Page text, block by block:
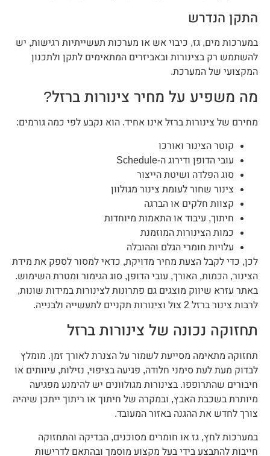
התקן הנדרש
במערכות מים, גז, כיבוי אש או מערכות תעשייתיות רגישות, יש
להשתמש רק בצינורות ובאביזרים המתאימים לתקן ולתכנון
המקצועי של המערכת.
מה משפיע על מחיר צינורות ברזל?
מחירם של צינורות ברזל אינו אחיד. הוא נקבע לפי כמה גורמים:
קוטר הצינור ואורכו
עובי הדופן ודירוג ה-Schedule
סוג הפלדה ושיטת הייצור
צינור שחור לעומת צינור מגולוון
קצוות חלקים או הברגה
חיתוך, עיבוד או התאמות מיוחדות
כמות הצינורות המוזמנת
עלויות חומרי הגלם וההובלה
לכן, כדי לקבל הצעת מחיר מדויקת, כדאי למסור לספק את מידת
הצינור, הכמות, האורך, עובי הדופן, סוג הגימור ומטרת השימוש.
באתר עזרא שיווק מוצגים גם פתרונות לצינורות במידות שונות,
לרבות צינור ברזל 2 צול וצינורות תקניים לתעשייה ולבנייה.
תחזוקה נכונה של צינורות ברזל
תחזוקה מתאימה מסייעת לשמור על הצנרת לאורך זמן. מומלץ
לבדוק מעת לעת סימני חלודה, פגיעה בציפוי, נזילות, עיוותים או
חיבורים שהתרופפו. בצינורות מגולוונים יש להימנע מפגיעה
מיותרת בשכבת האבץ, ובמקרה של חיתוך או ריתוך ייתכן שיהיה
צורך לחדש את ההגנה באזור המעובד.
במערכות לחץ, גז או חומרים מסוכנים, הבדיקה והתחזוקה
חייבות להתבצע בידי בעל מקצוע מוסמך ובהתאם לדרישות